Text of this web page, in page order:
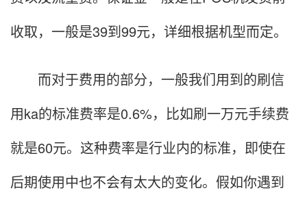
收取，一般是39到99元，详细根据机型而定。
而对于费用的部分，一般我们用到的刷信
用ka的标准费率是0.6%，比如刷一万元手续费
就是60元。这种费率是行业内的标准，即使在
后期使用中也不会有太大的变化。假如你遇到